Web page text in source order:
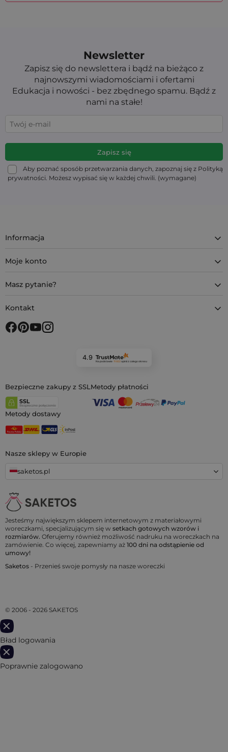
Newsletter
Zapisz się do newslettera i bądź na bieżąco z
najnowszymi wiadomościami i ofertami
Edukacja i nowości - bez zbędnego spamu. Bądź z
nami na stałe!
Aby poznać sposób przetwarzania danych, zapoznaj się z Polityką
prywatności. Możesz wypisać się w każdej chwili. (wymagane)
Jesteśmy największym sklepem internetowym z materiałowymi
woreczkami, specjalizującym się w setkach gotowych wzorów i
rozmiarów. Oferujemy również możliwość nadruku na woreczkach na
zamówienie. Co więcej, zapewniamy aż 100 dni na odstąpienie od
umowy!
Saketos - Przenieś swoje pomysły na nasze woreczki
Nasze sklepy w Europie
saketos.pl
Informacja
Moje konto
Masz pytanie?
Kontakt
4.9
Na podstawie 11 922opiniiz całego okresu
Bezpieczne zakupy z SSL Metody płatności
Metody dostawy
© 2006 - 2026 SAKETOS
Bład logowania
Poprawnie zalogowano